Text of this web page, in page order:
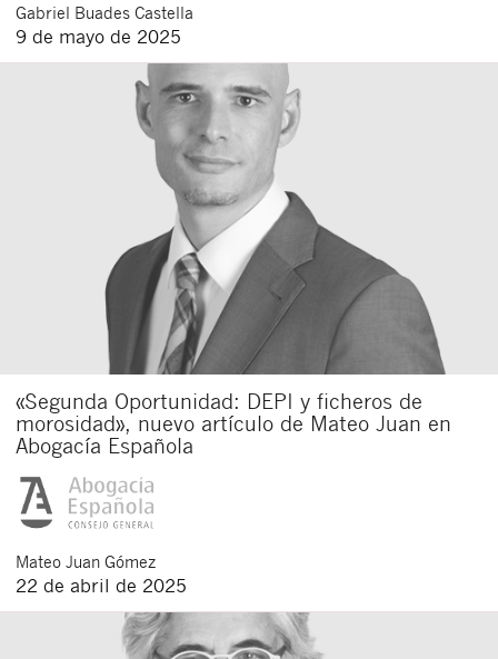
Gabriel Buades Castella
9 de mayo de 2025
«Segunda Oportunidad: DEPI y ficheros de
morosidad», nuevo artículo de Mateo Juan en
Abogacía Española
Mateo Juan Gómez
22 de abril de 2025